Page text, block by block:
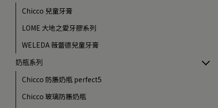
Chicco 兒童牙膏
LOME 大地之愛牙膠系列
WELEDA 薇蕾德兒童牙膏
奶瓶系列
Chicco 防脹奶瓶 perfect5
Chicco 玻璃防脹奶瓶